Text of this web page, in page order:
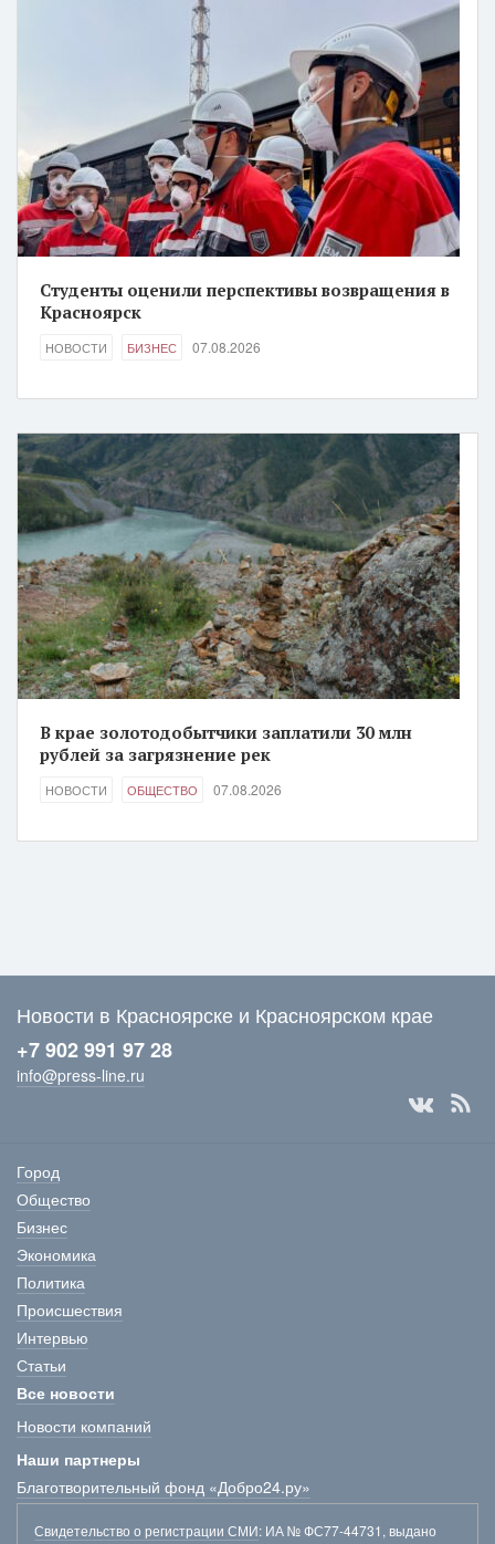
Студенты оценили перспективы возвращения в
Красноярск
НОВОСТИ БИЗНЕС 07.08.2026
В крае золотодобытчики заплатили 30 млн
рублей за загрязнение рек
НОВОСТИ ОБЩЕСТВО 07.08.2026
Новости в Красноярске и Красноярском крае
+7 902 991 97 28
info@press-line.ru
Город
Общество
Бизнес
Экономика
Политика
Происшествия
Интервью
Статьи
Все новости
Новости компаний
Наши партнеры
Благотворительный фонд «Добро24.ру»
Свидетельство о регистрации СМИ: ИА № ФС77-44731, выдано